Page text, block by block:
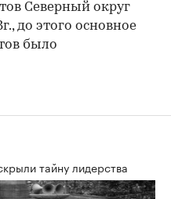
Северный округ
до этого основное
было
тайну лидерства